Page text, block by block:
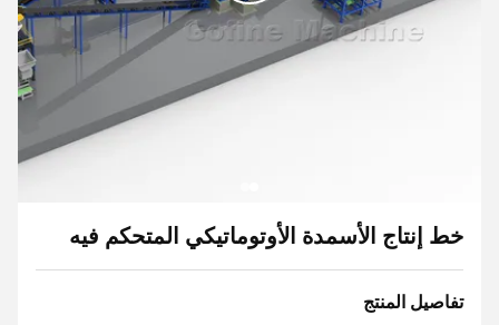
خط إنتاج الأسمدة الأوتوماتيكي المتحكم فيه
تفاصيل المنتج